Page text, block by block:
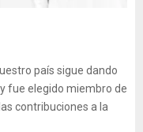
país sigue dando
fue elegido miembro de
contribuciones a la